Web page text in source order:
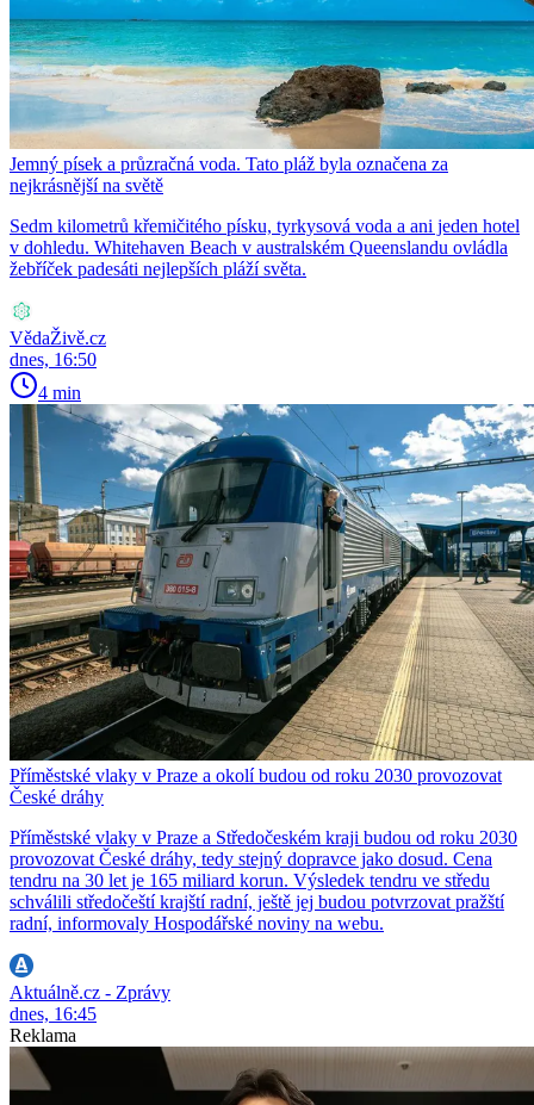
Jemný písek a průzračná voda. Tato pláž byla označena za
nejkrásnější na světě
Sedm kilometrů křemičitého písku, tyrkysová voda a ani jeden hotel
v dohledu. Whitehaven Beach v australském Queenslandu ovládla
žebříček padesáti nejlepších pláží světa.
VědaŽivě.cz
dnes, 16:50
4 min
Příměstské vlaky v Praze a okolí budou od roku 2030 provozovat
České dráhy
Příměstské vlaky v Praze a Středočeském kraji budou od roku 2030
provozovat České dráhy, tedy stejný dopravce jako dosud. Cena
tendru na 30 let je 165 miliard korun. Výsledek tendru ve středu
schválili středočeští krajští radní, ještě jej budou potvrzovat pražští
radní, informovaly Hospodářské noviny na webu.
Aktuálně.cz - Zprávy
dnes, 16:45
Reklama